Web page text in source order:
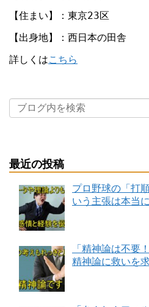
【住まい】：東京23区
【出身地】：西日本の田舎
詳しくはこちら
最近の投稿
プロ野球の「打
いう主張は本当
「精神論は不要
精神論に救いを